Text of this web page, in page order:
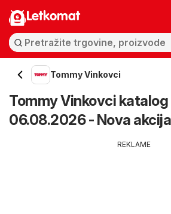
Letkomat
Tommy Vinkovci
Tommy Vinkovci katalog
06.08.2026 - Nova
REKLAME